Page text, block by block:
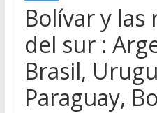
Bolívar y las
del sur :
Brasil,
Paraguay,